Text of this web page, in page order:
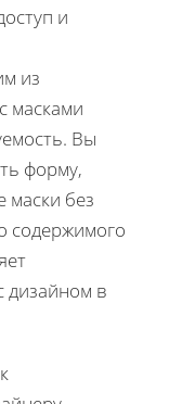
и
из
масками
Вы
форму,
маски без
содержимого
дизайном в